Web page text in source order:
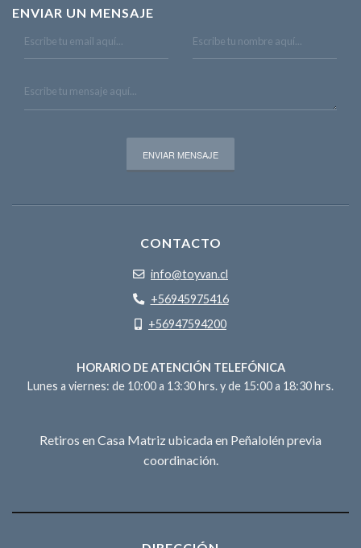
ENVIAR UN MENSAJE
CONTACTO
info@toyvan.cl
+56945975416
+56947594200
HORARIO DE ATENCIÓN TELEFÓNICA
Lunes a viernes: de 10:00 a 13:30 hrs. y de 15:00 a 18:30 hrs.
Retiros en Casa Matriz ubicada en Peñalolén previa
coordinación.